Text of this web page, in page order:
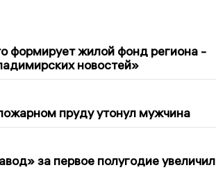
формирует жилой фонд региона -
новостей»
пруду утонул мужчина
за первое полугодие увеличил